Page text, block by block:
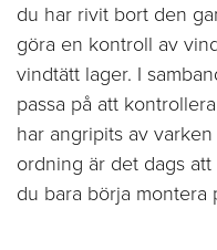
du har rivit bort den
göra en kontroll av
vindtätt lager. I
passa på att
har angripits av
ordning är det dags
du bara börja montera